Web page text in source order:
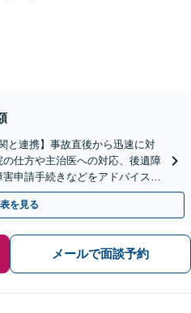
と連携】事故直後から迅速に対
仕方や主治医への対応、後遺障
申請手続きなどをアドバイスい
】【駐車場あり】
を見る
メールで面談予約